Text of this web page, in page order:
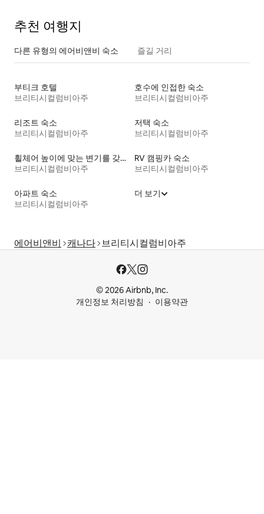
추천 여행지
다른 유형의 에어비앤비 숙소 즐길 거리
부티크 호텔
브리티시컬럼비아주
호수에 인접한 숙소
브리티시컬럼비아주
리조트 숙소
브리티시컬럼비아주
저택 숙소
브리티시컬럼비아주
휠체어 높이에 맞는 변기를 갖춘 숙소
브리티시컬럼비아주
RV 캠핑카 숙소
브리티시컬럼비아주
아파트 숙소
브리티시컬럼비아주
더 보기
에어비앤비 캐나다 브리티시컬럼비아주
© 2026 Airbnb, Inc.
개인정보 처리방침
이용약관